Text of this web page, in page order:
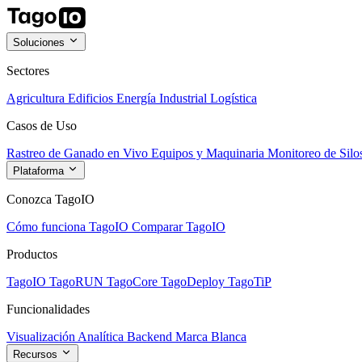
Soluciones
Sectores
Agricultura Edificios Energía Industrial Logística
Casos de Uso
Rastreo de Ganado en Vivo Equipos y Maquinaria Monitoreo de
Plataforma
Conozca TagoIO
Cómo funciona TagoIO Comparar TagoIO
Productos
TagoIO TagoRUN TagoCore TagoDeploy TagoTiP
Funcionalidades
Visualización Analítica Backend Marca Blanca
Recursos